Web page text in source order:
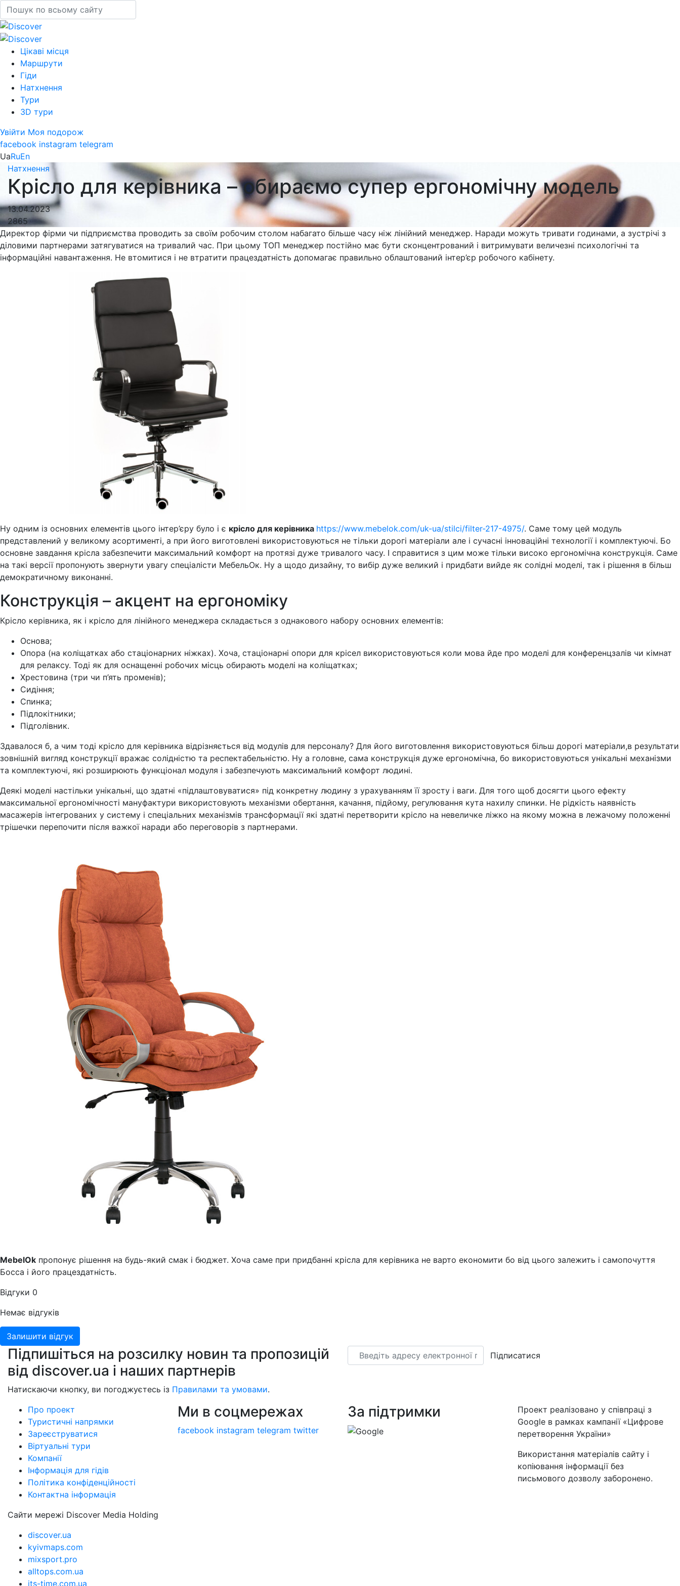
Цікаві місця
Маршрути
Гіди
Натхнення
Тури
3D тури
Увійти Моя подорож
facebook instagram telegram
UaRuEn
Натхнення
Крісло для керівника – обираємо супер ергономічну модель
13.04.2023
2865
Директор фірми чи підприємства проводить за своїм робочим столом набагато більше часу ніж лінійний менеджер. Наради можуть тривати годинами, а зустрічі з
діловими партнерами затягуватися на тривалий час. При цьому ТОП менеджер постійно має бути сконцентрований і витримувати величезні психологічні та
інформаційні навантаження. Не втомитися і не втратити працездатність допомагає правильно облаштований інтер’єр робочого кабінету.
Ну одним із основних елементів цього інтер’єру було і є крісло для керівника https://www.mebelok.com/uk-ua/stilci/filter-217-4975/. Саме тому цей модуль
представлений у великому асортименті, а при його виготовлені використовуються не тільки дорогі матеріали але і сучасні інноваційні технології і комплектуючі. Бо
основне завдання крісла забезпечити максимальний комфорт на протязі дуже тривалого часу. І справитися з цим може тільки високо ергономічна конструкція. Саме
на такі версії пропонують звернути увагу спеціалісти МебельОк. Ну а щодо дизайну, то вибір дуже великий і придбати вийде як солідні моделі, так і рішення в більш
демократичному виконанні.
Конструкція – акцент на ергономіку
Крісло керівника, як і крісло для лінійного менеджера складається з однакового набору основних елементів:
Основа;
Опора (на коліщатках або стаціонарних ніжках). Хоча, стаціонарні опори для крісел використовуються коли мова йде про моделі для конференцзалів чи кімнат
для релаксу. Тоді як для оснащенні робочих місць обирають моделі на коліщатках;
Хрестовина (три чи п’ять променів);
Сидіння;
Спинка;
Підлокітники;
Підголівник.
Здавалося б, а чим тоді крісло для керівника відрізняється від модулів для персоналу? Для його виготовлення використовуються більш дорогі матеріали,в результати
зовнішній вигляд конструкції вражає солідністю та респектабельністю. Ну а головне, сама конструкція дуже ергономічна, бо використовуються унікальні механізми
та комплектуючі, які розширюють функціонал модуля і забезпечують максимальний комфорт людині.
Деякі моделі настільки унікальні, що здатні «підлаштовуватися» під конкретну людину з урахуванням її зросту і ваги. Для того щоб досягти цього ефекту
максимальної ергономічності мануфактури використовують механізми обертання, качання, підйому, регулювання кута нахилу спинки. Не рідкість наявність
масажерів інтегрованих у систему і спеціальних механізмів трансформації які здатні перетворити крісло на невеличке ліжко на якому можна в лежачому положенні
трішечки перепочити після важкої наради або переговорів з партнерами.
MebelOk пропонує рішення на будь-який смак і бюджет. Хоча саме при придбанні крісла для керівника не варто економити бо від цього залежить і самопочуття
Босса і його працездатність.
Відгуки 0
Немає відгуків
Залишити відгук
Підпишіться на розсилку новин та пропозицій
від discover.ua і наших партнерів
Натискаючи кнопку, ви погоджуєтесь із Правилами та умовами.
Підписатися
Про проект
Туристичні напрямки
Зареєструватися
Віртуальні тури
Компанії
Інформація для гідів
Політика конфіденційності
Контактна інформація
Ми в соцмережах
facebook instagram telegram twitter
За підтримки
Проект реалізовано у співпраці з
Google в рамках кампанії «Цифрове
перетворення України»
Використання матеріалів сайту і
копіювання інформації без
письмового дозволу заборонено.
Сайти мережі Discover Media Holding
discover.ua
kyivmaps.com
mixsport.pro
alltops.com.ua
its-time.com.ua